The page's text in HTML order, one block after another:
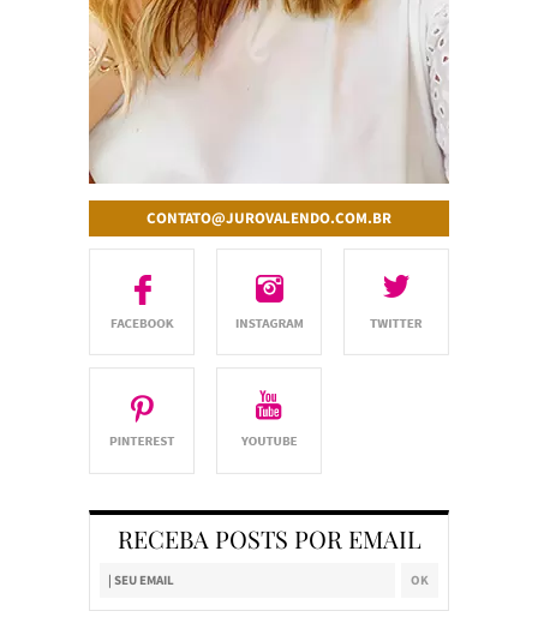
CONTATO@JUROVALENDO.COM.BR
RECEBA POSTS POR EMAIL